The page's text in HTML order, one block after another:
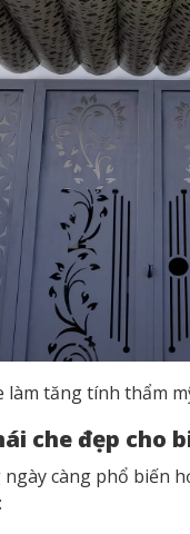
làm tăng tính thẩm
che đẹp cho
càng phổ biến